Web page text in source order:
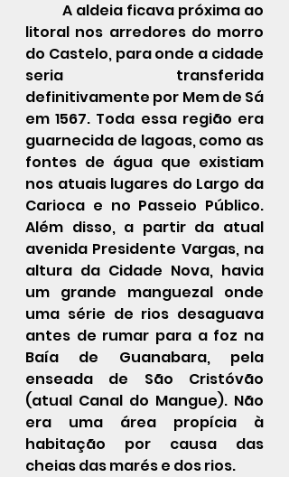
litoral nos arredores do morro
do Castelo, para onde a cidade
seria transferida
definitivamente por Mem de Sá
em 1567. Toda essa região era
guarnecida de lagoas, como as
fontes de água que existiam
nos atuais lugares do Largo da
Carioca e no Passeio Público.
Além disso, a partir da atual
avenida Presidente Vargas, na
altura da Cidade Nova, havia
um grande manguezal onde
uma série de rios desaguava
antes de rumar para a foz na
Baía de Guanabara, pela
enseada de São Cristóvão
(atual Canal do Mangue). Não
era uma área propícia à
habitação por causa das
cheias das marés e dos rios.